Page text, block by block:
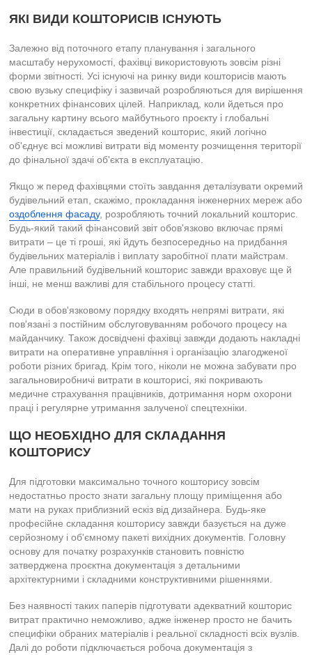
ЯКІ ВИДИ КОШТОРИСІВ ІСНУЮТЬ
Залежно від поточного етапу планування і загального
масштабу нерухомості, фахівці використовують зовсім різні
форми звітності. Усі існуючі на ринку види кошторисів мають
свою вузьку специфіку і зазвичай розробляються для вирішення
конкретних фінансових цілей. Наприклад, коли йдеться про
загальну картину всього майбутнього проєкту і глобальні
інвестиції, складається зведений кошторис, який логічно
об'єднує всі можливі витрати від моменту розчищення території
до фінальної здачі об'єкта в експлуатацію.
Якщо ж перед фахівцями стоїть завдання деталізувати окремий
будівельний етап, скажімо, прокладання інженерних мереж або
оздоблення фасаду, розробляють точний локальний кошторис.
Будь-який такий фінансовий звіт обов'язково включає прямі
витрати – це ті гроші, які йдуть безпосередньо на придбання
будівельних матеріалів і виплату заробітної плати майстрам.
Але правильний будівельний кошторис завжди враховує ще й
інші, не менш важливі для стабільного процесу статті.
Сюди в обов'язковому порядку входять непрямі витрати, які
пов'язані з постійним обслуговуванням робочого процесу на
майданчику. Також досвідчені фахівці завжди додають накладні
витрати на оперативне управління і організацію злагодженої
роботи різних бригад. Крім того, ніколи не можна забувати про
загальновиробничі витрати в кошторисі, які покривають
медичне страхування працівників, дотримання норм охорони
праці і регулярне утримання залученої спецтехніки.
ЩО НЕОБХІДНО ДЛЯ СКЛАДАННЯ
КОШТОРИСУ
Для підготовки максимально точного кошторису зовсім
недостатньо просто знати загальну площу приміщення або
мати на руках приблизний ескіз від дизайнера. Будь-яке
професійне складання кошторису завжди базується на дуже
серйозному і об'ємному пакеті вихідних документів. Головну
основу для початку розрахунків становить повністю
затверджена проєктна документація з детальними
архітектурними і складними конструктивними рішеннями.
Без наявності таких паперів підготувати адекватний кошторис
витрат практично неможливо, адже інженер просто не бачить
специфіки обраних матеріалів і реальної складності всіх вузлів.
Далі до роботи підключається робоча документація з